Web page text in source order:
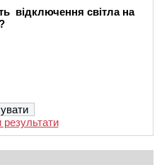
відключення світла на
результати